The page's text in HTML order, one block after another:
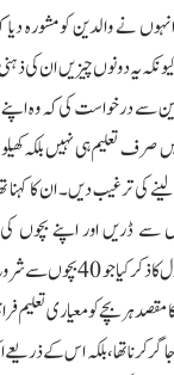
نے والدین کو مشورہ دیا
یہ دونوں چیزیں ان کی
سے درخواست کی کہ وہ
صرف تعلیم ہی نہیں بلکہ
کی ترغیب دیں۔ ان کا
سے ڈریں اور اپنے بچوں
مقصد ہر بچے کو معیاری تعلیم
کرنا تھا، بلکہ اس کے ذریعے